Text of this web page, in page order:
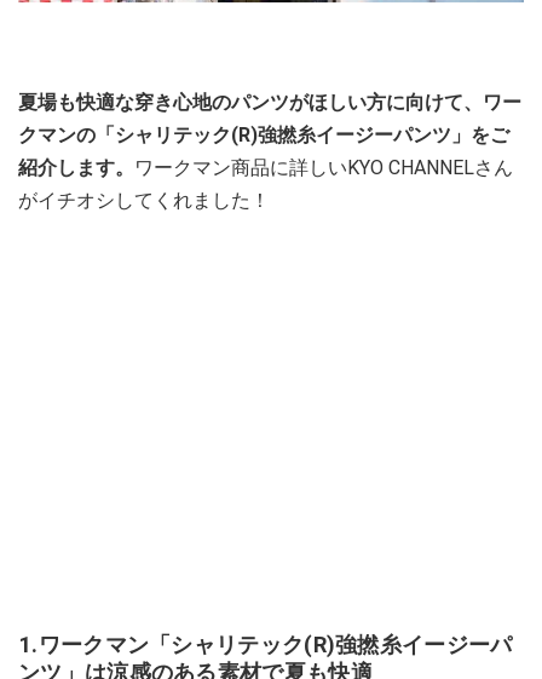
夏場も快適な穿き心地のパンツがほしい方に向けて、ワー
クマンの「シャリテック(R)強撚糸イージーパンツ」をご
紹介します。
ワークマン商品に詳しいKYO CHANNELさん
がイチオシしてくれました！
1.ワークマン「シャリテック(R)強撚糸イージーパ
ンツ」は涼感のある素材で夏も快適